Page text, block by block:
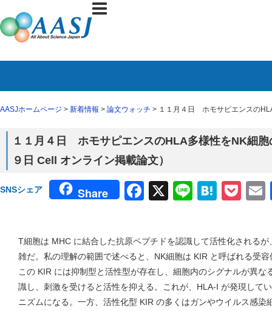
AASJホームページ > 新着情報 > 論文ウォッチ > １１月４日 ホモサピエンスの
１１月４日 ホモサピエンスのHLA多様性をNK細
９日 Cell オンライン掲載論文）
SNSシェア Share Facebook
X Line
T細胞は MHC に結合した抗原ペプチドを認識して活性化される
雑だ。私の理解の範囲で述べると、NK細胞は KIR と呼ばれる受
この KIR には抑制型と活性型が存在し、細胞内のシグナルが異
識し、刺激を受けると活性を抑える。これが、HLA-I が発現して
ニズムになる。一方、活性化型 KIR の多くはガンやウイルス感染